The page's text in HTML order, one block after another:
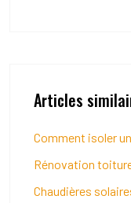
Articles
Comment isoler
Rénovation
Chaudières